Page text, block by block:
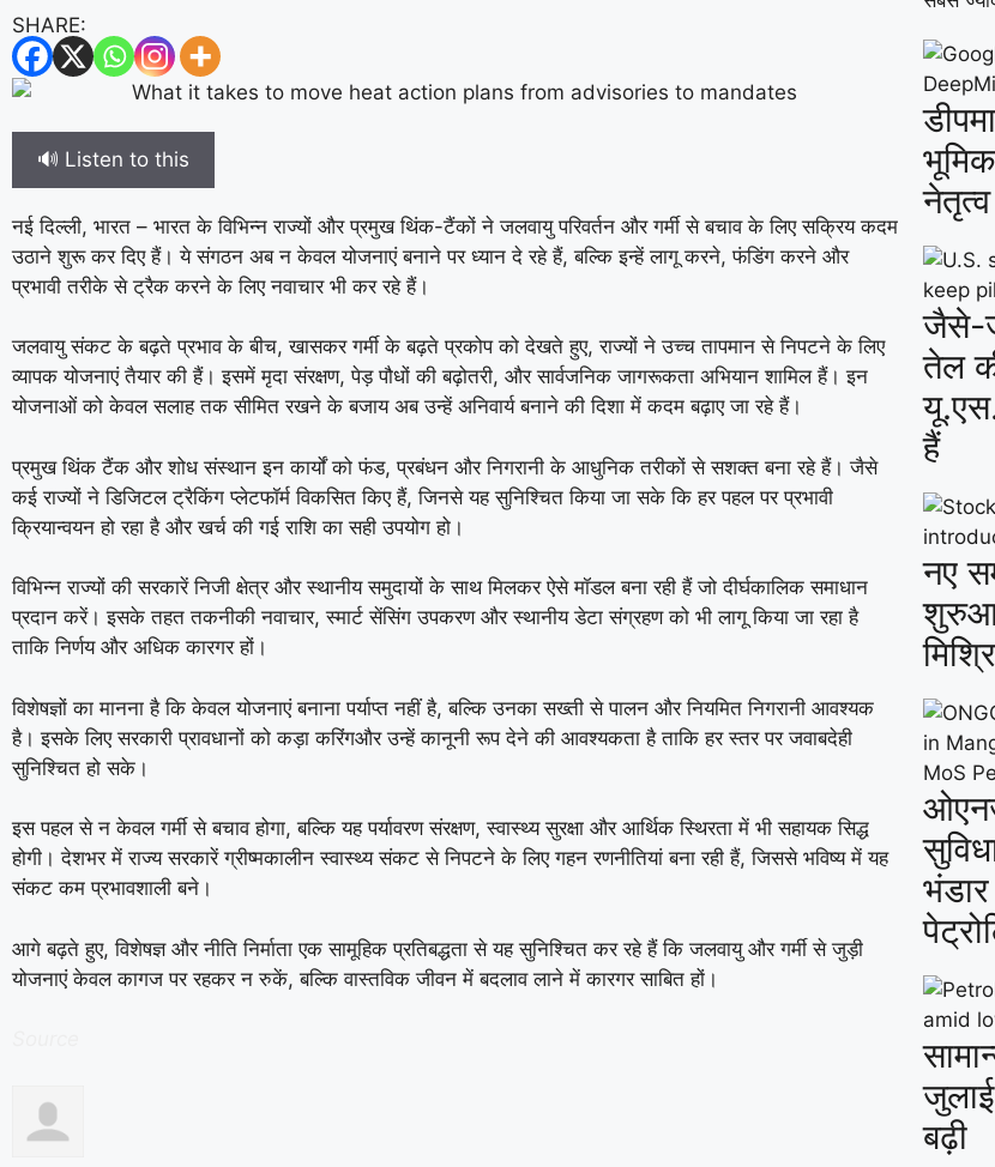
SHARE:
🔊 Listen to this
नई दिल्ली, भारत – भारत के विभिन्न राज्यों और प्रमुख थिंक-टैंकों ने जलवायु परिवर्तन और गर्मी से बचाव के लिए सक्रिय कदम
उठाने शुरू कर दिए हैं। ये संगठन अब न केवल योजनाएं बनाने पर ध्यान दे रहे हैं, बल्कि इन्हें लागू करने, फंडिंग करने और
प्रभावी तरीके से ट्रैक करने के लिए नवाचार भी कर रहे हैं।
जलवायु संकट के बढ़ते प्रभाव के बीच, खासकर गर्मी के बढ़ते प्रकोप को देखते हुए, राज्यों ने उच्च तापमान से निपटने के लिए
व्यापक योजनाएं तैयार की हैं। इसमें मृदा संरक्षण, पेड़ पौधों की बढ़ोतरी, और सार्वजनिक जागरूकता अभियान शामिल हैं। इन
योजनाओं को केवल सलाह तक सीमित रखने के बजाय अब उन्हें अनिवार्य बनाने की दिशा में कदम बढ़ाए जा रहे हैं।
प्रमुख थिंक टैंक और शोध संस्थान इन कार्यों को फंड, प्रबंधन और निगरानी के आधुनिक तरीकों से सशक्त बना रहे हैं। जैसे
कई राज्यों ने डिजिटल ट्रैकिंग प्लेटफॉर्म विकसित किए हैं, जिनसे यह सुनिश्चित किया जा सके कि हर पहल पर प्रभावी
क्रियान्वयन हो रहा है और खर्च की गई राशि का सही उपयोग हो।
विभिन्न राज्यों की सरकारें निजी क्षेत्र और स्थानीय समुदायों के साथ मिलकर ऐसे मॉडल बना रही हैं जो दीर्घकालिक समाधान
प्रदान करें। इसके तहत तकनीकी नवाचार, स्मार्ट सेंसिंग उपकरण और स्थानीय डेटा संग्रहण को भी लागू किया जा रहा है
ताकि निर्णय और अधिक कारगर हों।
विशेषज्ञों का मानना है कि केवल योजनाएं बनाना पर्याप्त नहीं है, बल्कि उनका सख्ती से पालन और नियमित निगरानी आवश्यक
है। इसके लिए सरकारी प्रावधानों को कड़ा करिंगऔर उन्हें कानूनी रूप देने की आवश्यकता है ताकि हर स्तर पर जवाबदेही
सुनिश्चित हो सके।
इस पहल से न केवल गर्मी से बचाव होगा, बल्कि यह पर्यावरण संरक्षण, स्वास्थ्य सुरक्षा और आर्थिक स्थिरता में भी सहायक सिद्ध
होगी। देशभर में राज्य सरकारें ग्रीष्मकालीन स्वास्थ्य संकट से निपटने के लिए गहन रणनीतियां बना रही हैं, जिससे भविष्य में यह
संकट कम प्रभावशाली बने।
आगे बढ़ते हुए, विशेषज्ञ और नीति निर्माता एक सामूहिक प्रतिबद्धता से यह सुनिश्चित कर रहे हैं कि जलवायु और गर्मी से जुड़ी
योजनाएं केवल कागज पर रहकर न रुकें, बल्कि वास्तविक जीवन में बदलाव लाने में कारगर साबित हों।
नेतृत्व
जैसे-
तेल
हैं
नए
बढ़ी